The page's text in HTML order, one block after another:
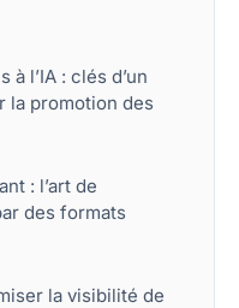
à l’IA : clés d’un
la promotion des
: l’art de
des formats
la visibilité de